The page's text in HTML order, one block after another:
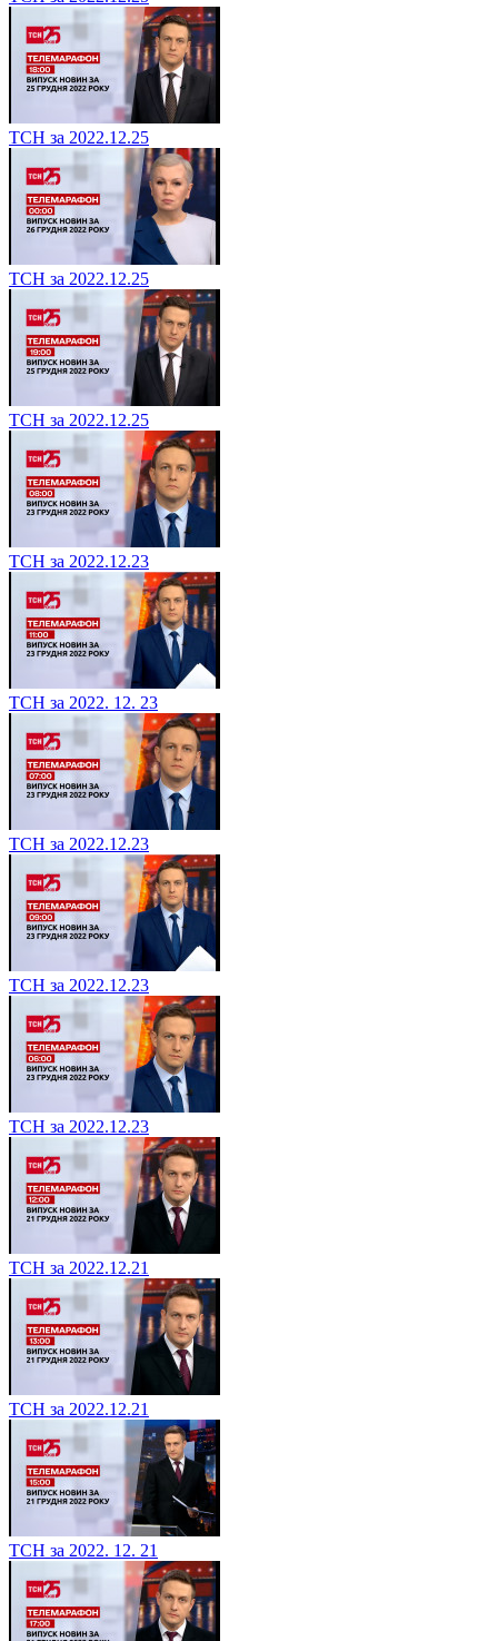
ТСН за 2022.12.25
ТСН за 2022.12.25
ТСН за 2022.12.25
ТСН за 2022.12.23
ТСН за 2022. 12. 23
ТСН за 2022.12.23
ТСН за 2022.12.23
ТСН за 2022.12.23
ТСН за 2022.12.21
ТСН за 2022.12.21
ТСН за 2022. 12. 21